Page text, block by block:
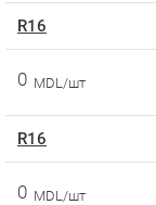
R16
0 MDL/шт
R16
0 MDL/шт